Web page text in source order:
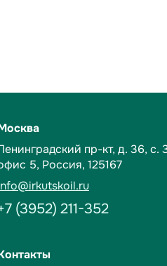
пр-кт, д. 36, c.
5, Россия, 125167
(3952) 211-352